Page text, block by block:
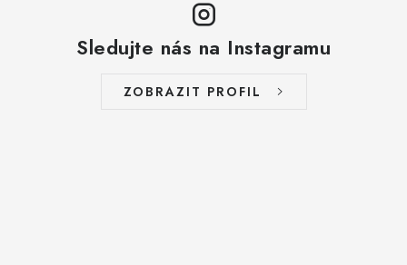
Sledujte nás na Instagramu
ZOBRAZIT PROFIL